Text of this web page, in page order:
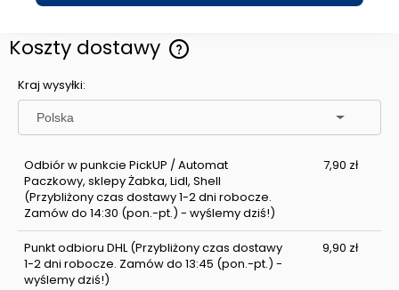
Koszty dostawy
Kraj wysyłki:
Odbiór w punkcie PickUP / Automat
Paczkowy, sklepy Żabka, Lidl, Shell
(Przybliżony czas dostawy 1-2 dni robocze.
Zamów do 14:30 (pon.-pt.) - wyślemy dziś!)
7,90 zł
Punkt odbioru DHL(Przybliżony czas dostawy
1-2 dni robocze. Zamów do 13:45 (pon.-pt.) -
wyślemy dziś!)
9,90 zł